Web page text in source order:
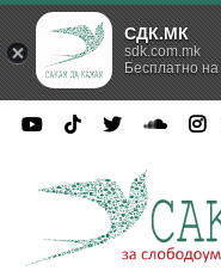
СДК.МК
sdk.com.mk
Бесплатно